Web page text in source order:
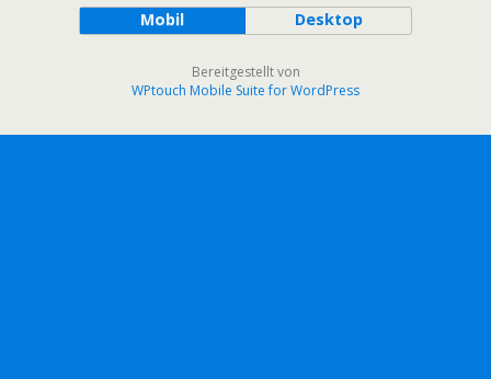
Mobil Desktop
Bereitgestellt von
WPtouch Mobile Suite for WordPress